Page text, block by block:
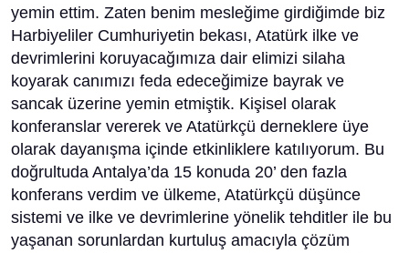
yemin ettim. Zaten benim mesleğime girdiğimde biz
Harbiyeliler Cumhuriyetin bekası, Atatürk ilke ve
devrimlerini koruyacağımıza dair elimizi silaha
koyarak canımızı feda edeceğimize bayrak ve
sancak üzerine yemin etmiştik. Kişisel olarak
konferanslar vererek ve Atatürkçü derneklere üye
olarak dayanışma içinde etkinliklere katılıyorum. Bu
doğrultuda Antalya’da 15 konuda 20’ den fazla
konferans verdim ve ülkeme, Atatürkçü düşünce
sistemi ve ilke ve devrimlerine yönelik tehditler ile bu
yaşanan sorunlardan kurtuluş amacıyla çözüm